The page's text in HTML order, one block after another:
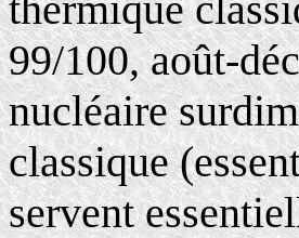
99/100, août-
nucléaire
classique
servent